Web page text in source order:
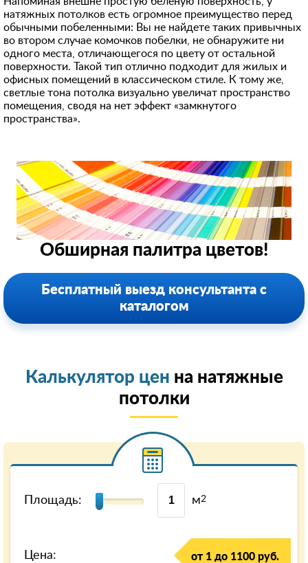
натяжных потолков есть огромное преимущество перед
обычными побеленными: Вы не найдете таких привычных
во втором случае комочков побелки, не обнаружите ни
одного места, отличающегося по цвету от остальной
поверхности. Такой тип отлично подходит для жилых и
офисных помещений в классическом стиле. К тому же,
светлые тона потолка визуально увеличат пространство
помещения, сводя на нет эффект «замкнутого
пространства».
Обширная палитра цветов!
Бесплатный выезд консультанта с
каталогом
Калькулятор цен на натяжные
потолки
Площадь: м2
Цена: от 1 до 1100 руб.